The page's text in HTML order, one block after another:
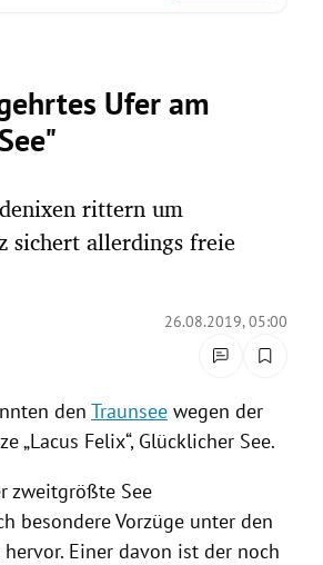
Ufer am
rittern um
sichert allerdings freie
26.08.2019, 05:00
den Traunsee wegen der
„Lacus Felix“, Glücklicher See.
zweitgrößte See
besondere Vorzüge unter den
Einer davon ist der noch